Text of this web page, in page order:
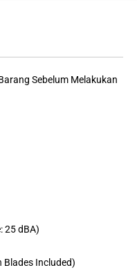
Sebelum Melakukan
25 dBA)
Blades Included)